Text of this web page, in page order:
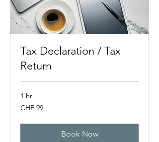
Tax Declaration / Tax
Return
1 hr
99
Swiss
CHF 99
Book Now